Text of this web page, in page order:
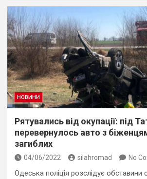
НОВИНИ
Рятувались від окупації: під
перевернулось авто з
загиблих
04/06/2022 silahromad No
Одеська поліція розслідує обставини